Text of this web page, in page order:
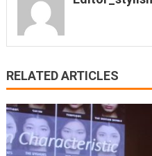
RELATED ARTICLES